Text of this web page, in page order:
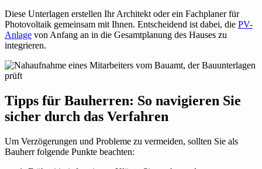
Diese Unterlagen erstellen Ihr Architekt oder ein Fachplaner für
Photovoltaik gemeinsam mit Ihnen. Entscheidend ist dabei, die PV-
Anlage von Anfang an in die Gesamtplanung des Hauses zu
integrieren.
Tipps für Bauherren: So navigieren Sie
sicher durch das Verfahren
Um Verzögerungen und Probleme zu vermeiden, sollten Sie als
Bauherr folgende Punkte beachten: